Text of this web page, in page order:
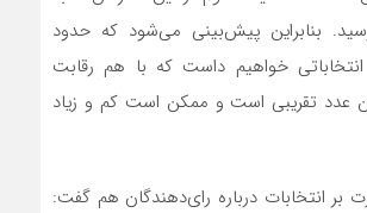
بنابراین پیش‌بینی می‌شود که حدود
انتخاباتی خواهیم داست که با هم رقابت
عدد تقریبی است و ممکن است کم و زیاد
بر انتخابات درباره رای‌دهندگان هم گفت: